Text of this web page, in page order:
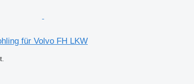
für Volvo FH LKW